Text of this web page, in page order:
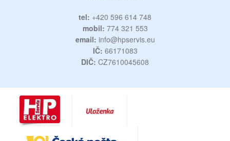
tel: +420 596 614 748
mobil: 774 321 553
email: info@hpservis.eu
IČ: 66171083
DIČ: CZ7610045608